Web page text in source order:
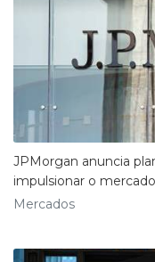
JPMorgan anuncia
impulsionar o
Mercados